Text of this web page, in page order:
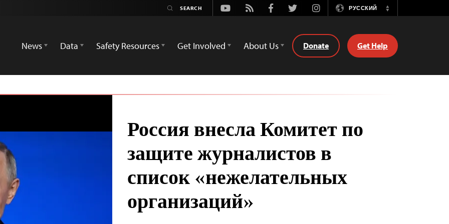
Youtube
Rss FacebookTwitterInstagramРУССКИЙ
Switch
News
Data Safety Resources Get Involved About Us Donate Get Help
Россия внесла Комитет по
защите журналистов в
список «нежелательных
организаций»